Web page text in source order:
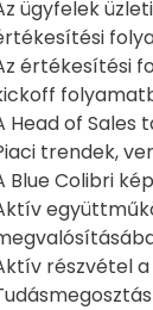
ügyfelek
értékesítési
Head of Sales
trendek,
Blue Colibri
részvétel